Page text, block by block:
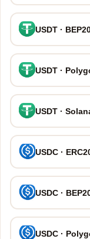
USDT ·
USDT ·
USDT ·
USDC ·
USDC ·
USDC ·